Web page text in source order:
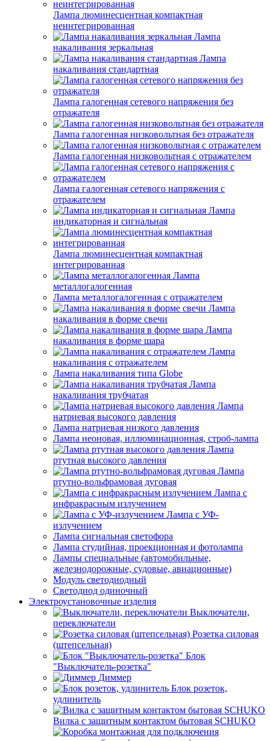
Лампа люминесцентная компактная
неинтегрированная
Лампа
накаливания зеркальная
Лампа
накаливания стандартная
Лампа галогенная сетевого напряжения без
отражателя
Лампа галогенная низковольтная без отражателя
Лампа галогенная низковольтная с отражателем
Лампа галогенная сетевого напряжения с
отражателем
Лампа
индикаторная и сигнальная
Лампа люминесцентная компактная
интегрированная
Лампа
металлогалогенная
Лампа металлогалогенная с отражателем
Лампа
накаливания в форме свечи
Лампа
накаливания в форме шара
Лампа
накаливания с отражателем
Лампа накаливания типа Globe
Лампа
накаливания трубчатая
Лампа
натриевая высокого давления
Лампа натриевая низкого давления
Лампа неоновая, иллюминационная, строб-лампа
Лампа
ртутная высокого давления
Лампа
ртутно-вольфрамовая дуговая
Лампа с
инфракрасным излучением
Лампа с УФ-
излучением
Лампа сигнальная светофора
Лампа студийная, проекционная и фотолампа
Лампы специальные (автомобильные,
железнодорожные, судовые, авиационные)
Модуль светодиодный
Светодиод одиночный
Электроустановочные изделия
Выключатели,
переключатели
Розетка силовая
(штепсельная)
Блок
"Выключатель-розетка"
Диммер
Блок розеток,
удлинитель
Вилка с защитным контактом бытовая SCHUKO